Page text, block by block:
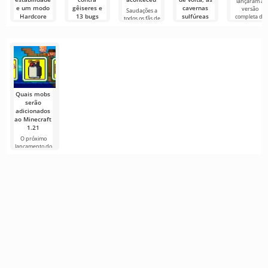
e um modo
Hardcore
quinta build
de pré-
lançamento
gêiseres e
13 bugs
Saudações a
todos os fãs de
cavernas
sulfúreas
versão
completa de
Quais mobs
serão
adicionados
ao Minecraft
1.21
O próximo
lançamento do